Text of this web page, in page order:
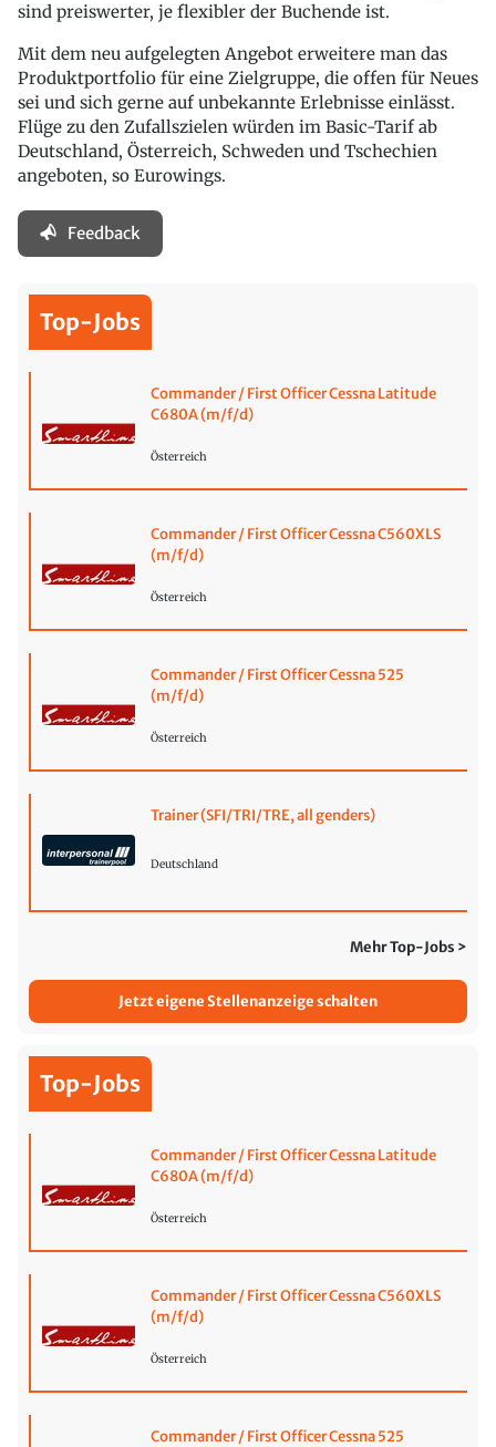
sind preiswerter, je flexibler der Buchende ist.
Mit dem neu aufgelegten Angebot erweitere man das
Produktportfolio für eine Zielgruppe, die offen für Neues
sei und sich gerne auf unbekannte Erlebnisse einlässt.
Flüge zu den Zufallszielen würden im Basic-Tarif ab
Deutschland, Österreich, Schweden und Tschechien
angeboten, so Eurowings.
Feedback
Top-Jobs
Commander / First Officer Cessna Latitude
C680A (m/f/d)
Österreich
Commander / First Officer Cessna C560XLS
(m/f/d)
Österreich
Commander / First Officer Cessna 525
(m/f/d)
Österreich
Trainer (SFI/TRI/TRE, all genders)
Deutschland
Mehr Top-Jobs >
Jetzt eigene Stellenanzeige schalten
Top-Jobs
Commander / First Officer Cessna Latitude
C680A (m/f/d)
Österreich
Commander / First Officer Cessna C560XLS
(m/f/d)
Österreich
Commander / First Officer Cessna 525